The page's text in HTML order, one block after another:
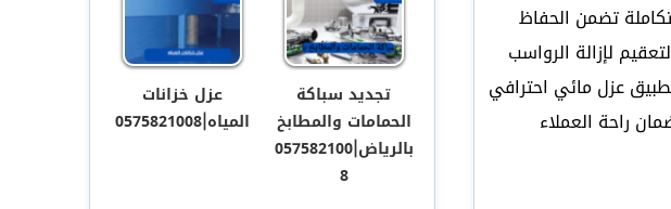
تضمن الحفاظ
لإزالة الرواسب
عزل مائي احترافي
راحة العملاء
تجديد سباكة
الحمامات والمطابخ
بالرياض|057582100
8
عزل خزانات
المياه|0575821008